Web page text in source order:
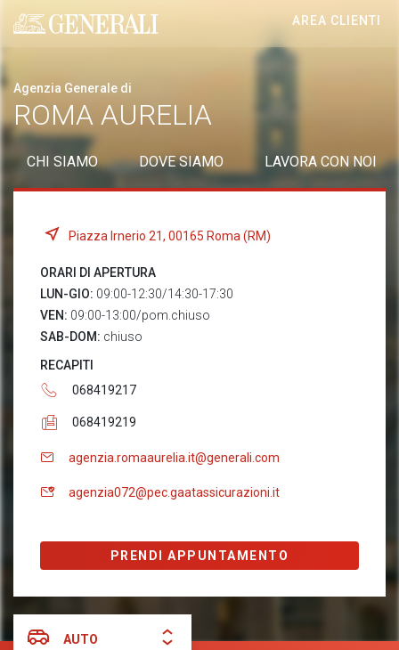
Generali logo
AREA CLIENTI
Agenzia Generale di
ROMA AURELIA
CHI SIAMO DOVE SIAMO LAVORA CON NOI
Piazza Irnerio 21, 00165 Roma (RM)
ORARI DI APERTURA
LUN-GIO: 09:00-12:30/14:30-17:30
VEN: 09:00-13:00/pom.chiuso
SAB-DOM: chiuso
RECAPITI
068419217
068419219
agenzia.romaaurelia.it@generali.com
agenzia072@pec.gaatassicurazioni.it
PRENDI APPUNTAMENTO
AUTO